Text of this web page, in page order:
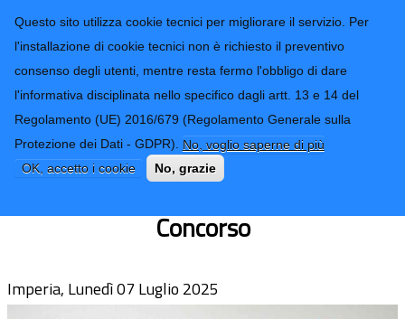
Questo sito utilizza cookie tecnici per migliorare il servizio. Per
l'installazione di cookie tecnici non è richiesto il preventivo
consenso degli utenti, mentre resta fermo l'obbligo di dare
l'informativa disciplinata nello specifico dagli artt. 13 e 14 del
Regolamento (UE) 2016/679 (Regolamento Generale sulla
Protezione dei Dati - GDPR). No, voglio saperne di più
OK, accetto i cookie
No, grazie
Provincia di
Imperia
CONTATTI-URP
TRASPARENZA
Form di ricerca
AVVISO Concorso Pubblico n.14
Istruttori Amministrativi ex Cat.C -
Concorso
Imperia, Lunedì 07 Luglio 2025